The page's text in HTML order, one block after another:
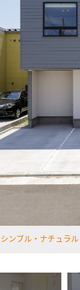
シンプル・ナチュラル